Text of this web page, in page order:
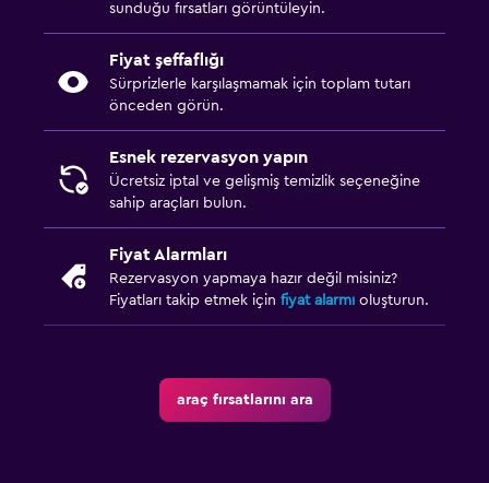
sunduğu fırsatları görüntüleyin.
Fiyat şeffaflığı
Sürprizlerle karşılaşmamak için toplam tutarı
önceden görün.
Esnek rezervasyon yapın
Ücretsiz iptal ve gelişmiş temizlik seçeneğine
sahip araçları bulun.
Fiyat Alarmları
Rezervasyon yapmaya hazır değil misiniz?
Fiyatları takip etmek için fiyat alarmı oluşturun.
araç fırsatlarını ara